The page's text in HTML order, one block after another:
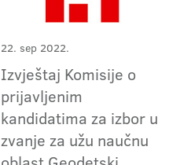
22. sep 2022.
Izvještaj Komisije o
prijavljenim
kandidatima za izbor u
zvanje za užu naučnu